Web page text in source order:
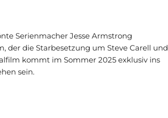
Serienmacher Jesse Armstrong
der die Starbesetzung um Steve Carell und
kommt im Sommer 2025 exklusiv ins
sein.